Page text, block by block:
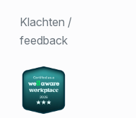
Klachten /
feedback